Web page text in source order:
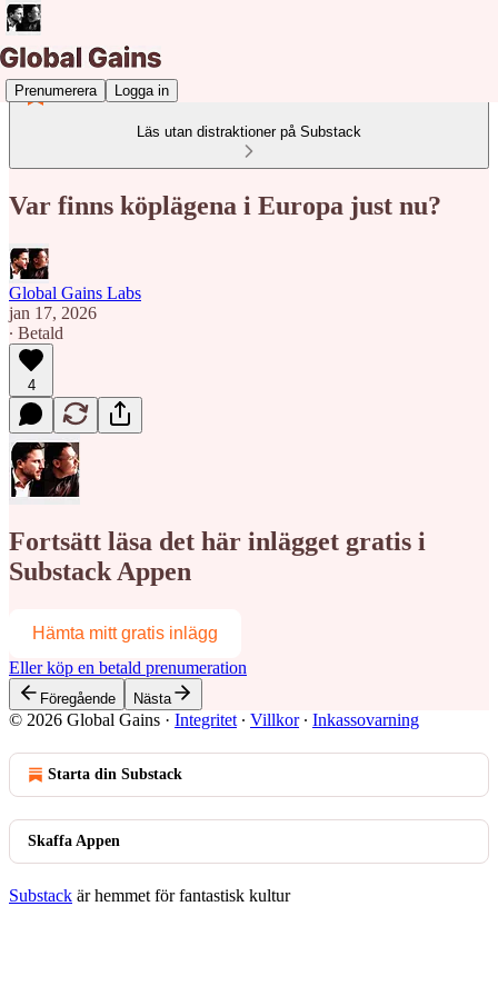
Prenumerera Logga in
Läs utan distraktioner på Substack
Var finns köplägena i Europa just nu?
Global Gains Labs
jan 17, 2026
∙ Betald
4
Fortsätt läsa det här inlägget gratis i
Substack Appen
Hämta mitt gratis inlägg
Eller köp en betald prenumeration
Föregående Nästa
© 2026 Global Gains · Integritet ∙ Villkor∙ Inkassovarning
Starta din Substack
Skaffa Appen
Substack är hemmet för fantastisk kultur